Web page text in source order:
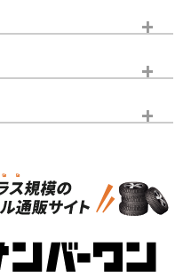
断しておりますので、あら
さい。
新車外し品（新古
付き